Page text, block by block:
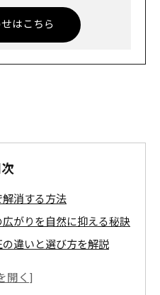
はこちら
次
解消する方法
がりを自然に抑える秘訣
違いと選び方を解説